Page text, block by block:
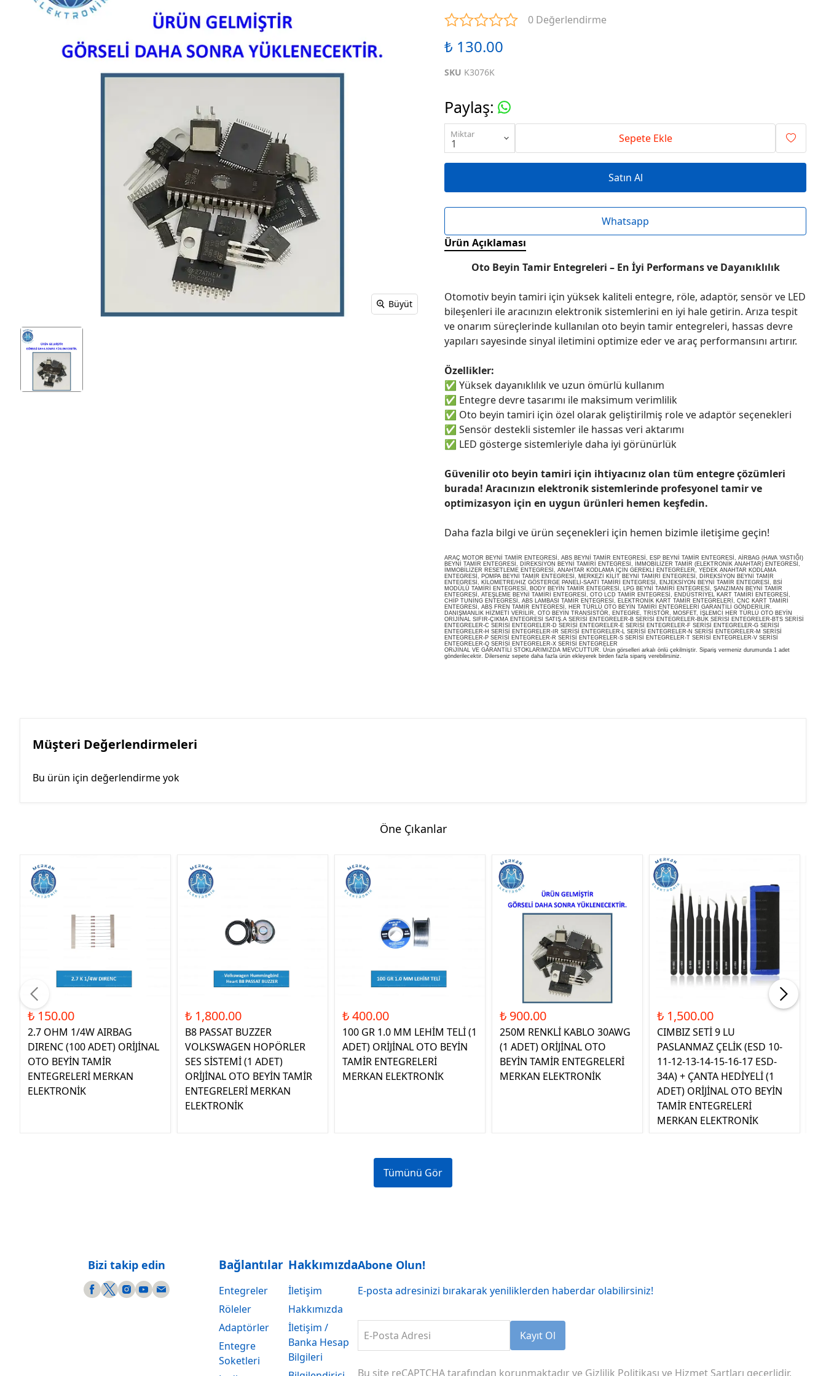
P SERİSİ ENTEGRELER R SERİSİ ENTEGRELER
Z SERİSİ ENTEGRELER KARIŞIK SERİ ENTEGRELER
Büyüt
0 Değerlendirme
₺ 130.00
SKU K3076K
Paylaş:
Miktar Sepete Ekle
Satın Al
Whatsapp
Ürün Açıklaması
Oto Beyin Tamir Entegreleri – En İyi Performans ve Dayanıklılık
Otomotiv beyin tamiri için yüksek kaliteli entegre, röle, adaptör, sensör ve LED
bileşenleri ile aracınızın elektronik sistemlerini en iyi hale getirin. Arıza tespit
ve onarım süreçlerinde kullanılan oto beyin tamir entegreleri, hassas devre
yapıları sayesinde sinyal iletimini optimize eder ve araç performansını artırır.
Özellikler:
✅ Yüksek dayanıklılık ve uzun ömürlü kullanım
✅ Entegre devre tasarımı ile maksimum verimlilik
✅ Oto beyin tamiri için özel olarak geliştirilmiş role ve adaptör seçenekleri
✅ Sensör destekli sistemler ile hassas veri aktarımı
✅ LED gösterge sistemleriyle daha iyi görünürlük
Güvenilir oto beyin tamiri için ihtiyacınız olan tüm entegre çözümleri
burada! Aracınızın elektronik sistemlerinde profesyonel tamir ve
optimizasyon için en uygun ürünleri hemen keşfedin.
Daha fazla bilgi ve ürün seçenekleri için hemen bizimle iletişime geçin!
ARAÇ MOTOR BEYNİ TAMİR ENTEGRESİ, ABS BEYNİ TAMİR ENTEGRESİ, ESP BEYNİ TAMİR ENTEGRESİ, AİRBAG (HAVA YASTIĞI)
BEYNİ TAMİR ENTEGRESİ, DİREKSİYON BEYNİ TAMİRİ ENTEGRESİ, İMMOBİLİZER TAMİR (ELEKTRONİK ANAHTAR) ENTEGRESİ,
İMMOBİLİZER RESETLEME ENTEGRESİ, ANAHTAR KODLAMA İÇİN GEREKLİ ENTEGRELER, YEDEK ANAHTAR KODLAMA
ENTEGRESİ, POMPA BEYNİ TAMİR ENTEGRESİ, MERKEZİ KİLİT BEYNİ TAMİRİ ENTEGRESİ, DİREKSİYON BEYNİ TAMİR
ENTEGRESİ, KİLOMETRE/HIZ GÖSTERGE PANELİ-SAATİ TAMİRİ ENTEGRESİ, ENJEKSİYON BEYNİ TAMİR ENTEGRESİ, BSİ
MODÜLÜ TAMİRİ ENTEGRESİ, BODY BEYİN TAMİR ENTEGRESİ, LPG BEYNİ TAMİRİ ENTEGRESİ, ŞANZIMAN BEYNİ TAMİR
ENTEGRESİ, ATEŞLEME BEYNİ TAMİRİ ENTEGRESİ, OTO LCD TAMİR ENTEGRESİ, ENDÜSTRİYEL KART TAMİRİ ENTEGRESİ,
CHİP TUNİNG ENTEGRESİ, ABS LAMBASI TAMİR ENTEGRESİ, ELEKTRONİK KART TAMİR ENTEGRELERİ, CNC KART TAMİRİ
ENTEGRESİ, ABS FREN TAMİR ENTEGRESİ, HER TÜRLÜ OTO BEYİN TAMİRİ ENTEGRELERİ GARANTİLİ GÖNDERİLİR.
DANIŞMANLIK HİZMETİ VERİLİR, OTO BEYİN TRANSİSTÖR, ENTEGRE, TRİSTÖR, MOSFET, İŞLEMCİ HER TÜRLÜ OTO BEYİN
ORİJİNAL SIFIR-ÇIKMA ENTEGRESİ SATIŞ.A SERİSİ ENTEGRELER-B SERİSİ ENTEGRELER-BUK SERİSİ ENTEGRELER-BTS SERİSİ
ENTEGRELER-C SERİSİ ENTEGRELER-D SERİSİ ENTEGRELER-E SERİSİ ENTEGRELER-F SERİSİ ENTEGRELER-G SERİSİ
ENTEGRELER-H SERİSİ ENTEGRELER-IR SERİSİ ENTEGRELER-L SERİSİ ENTEGRELER-N SERİSİ ENTEGRELER-M SERİSİ
ENTEGRELER-P SERİSİ ENTEGRELER-R SERİSİ ENTEGRELER-S SERİSİ ENTEGRELER-T SERİSİ ENTEGRELER-V SERİSİ
ENTEGRELER-Q SERİSİ ENTEGRELER-X SERİSİ ENTEGRELER
ORiJİNAL VE GARANTİLİ STOKLARIMIZDA MEVCUTTUR. Ürün görselleri arkalı önlü çekilmiştir. Sipariş vermeniz durumunda 1 adet
gönderilecektir. Dilerseniz sepete daha fazla ürün ekleyerek birden fazla sipariş verebilirsiniz.
Müşteri Değerlendirmeleri
Bu ürün için değerlendirme yok
Öne Çıkanlar
₺ 150.00
2.7 OHM 1/4W AIRBAG
DIRENC (100 ADET) ORİJİNAL
OTO BEYİN TAMİR
ENTEGRELERİ MERKAN
ELEKTRONİK
₺ 1,800.00
B8 PASSAT BUZZER
VOLKSWAGEN HOPÖRLER
SES SİSTEMİ (1 ADET)
ORİJİNAL OTO BEYİN TAMİR
ENTEGRELERİ MERKAN
ELEKTRONİK
₺ 400.00
100 GR 1.0 MM LEHİM TELİ (1
ADET) ORİJİNAL OTO BEYİN
TAMİR ENTEGRELERİ
MERKAN ELEKTRONİK
₺ 900.00
250M RENKLİ KABLO 30AWG
(1 ADET) ORİJİNAL OTO
BEYİN TAMİR ENTEGRELERİ
MERKAN ELEKTRONİK
₺ 1,500.00
CIMBIZ SETİ 9 LU
PASLANMAZ ÇELİK (ESD 10-
11-12-13-14-15-16-17 ESD-
34A) + ÇANTA HEDİYELİ (1
ADET) ORİJİNAL OTO BEYİN
TAMİR ENTEGRELERİ
MERKAN ELEKTRONİK
Tümünü Gör
Bizi takip edin Bağlantılar
Entegreler
Röleler
Adaptörler
Entegre
Soketleri
Hakkımızda
İletişim
Hakkımızda
İletişim /
Banka Hesap
Bilgileri
Abone Olun!
E-posta adresinizi bırakarak yeniliklerden haberdar olabilirsiniz!
E-Posta Adresi Kayıt Ol
Bu site reCAPTCHA tarafından korunmaktadır ve Gizlilik Politikası ve Hizmet Şartları geçerlidir.